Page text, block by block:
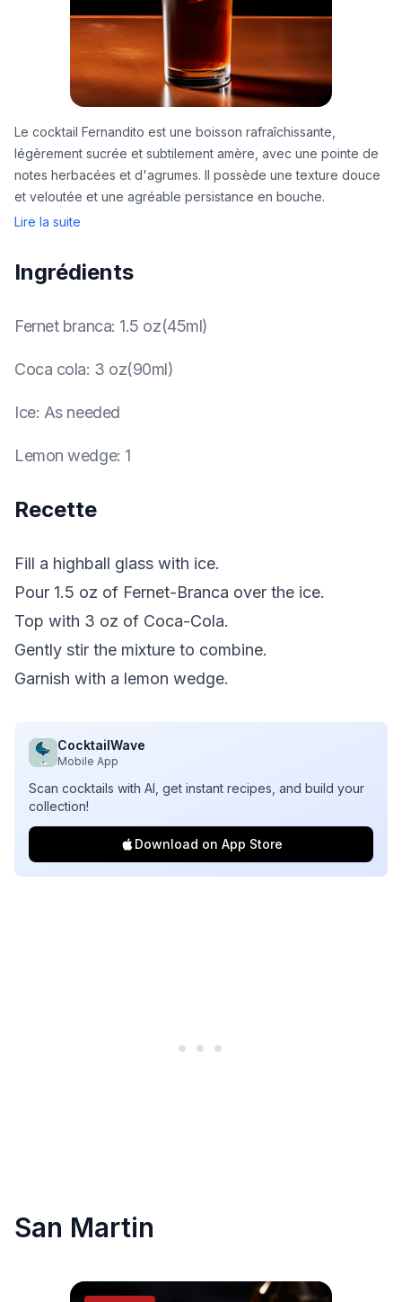
Le cocktail Fernandito est une boisson rafraîchissante,
légèrement sucrée et subtilement amère, avec une pointe de
notes herbacées et d'agrumes. Il possède une texture douce
et veloutée et une agréable persistance en bouche.
Lire la suite
Ingrédients
Fernet branca: 1.5 oz(45ml)
Coca cola: 3 oz(90ml)
Ice: As needed
Lemon wedge: 1
Recette
Fill a highball glass with ice.
Pour 1.5 oz of Fernet-Branca over the ice.
Top with 3 oz of Coca-Cola.
Gently stir the mixture to combine.
Garnish with a lemon wedge.
CocktailWave
Mobile App
Scan cocktails with AI, get instant recipes, and build your
collection!
Download on App Store
San Martin